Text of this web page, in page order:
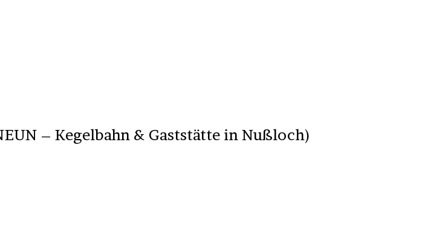
– Kegelbahn & Gaststätte in Nußloch)